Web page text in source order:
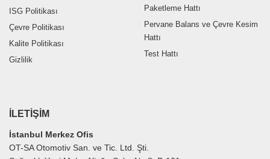
ISG Politikası
Çevre Politikası
Kalite Politikası
Gizlilik
Paketleme Hattı
Pervane Balans ve Çevre Kesim
Hattı
Test Hattı
İLETIŞIM
İstanbul Merkez Ofis
OT-SA Otomotiv San. ve Tic. Ltd. Şti.